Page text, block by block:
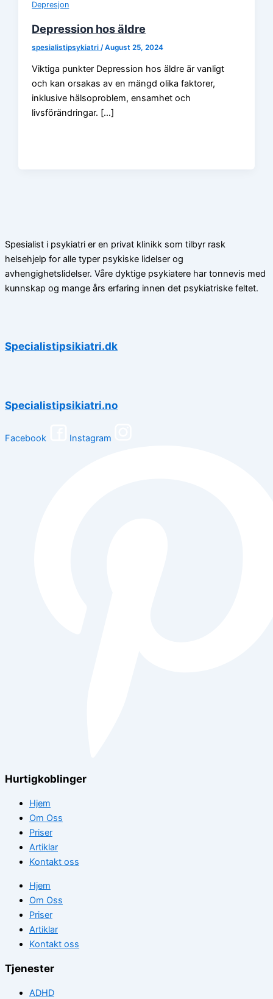
Depresjon
Depression hos äldre
spesialistipsykiatri/August 25, 2024
Viktiga punkter Depression hos äldre är vanligt
och kan orsakas av en mängd olika faktorer,
inklusive hälsoproblem, ensamhet och
livsförändringar. […]
Spesialist i psykiatri er en privat klinikk som tilbyr rask
helsehjelp for alle typer psykiske lidelser og
avhengighetslidelser. Våre dyktige psykiatere har tonnevis med
kunnskap og mange års erfaring innen det psykiatriske feltet.
Specialistipsikiatri.dk
Specialistipsikiatri.no
Facebook Instagram
Hurtigkoblinger
Hjem
Om Oss
Priser
Artiklar
Kontakt oss
Hjem
Om Oss
Priser
Artiklar
Kontakt oss
Tjenester
ADHD